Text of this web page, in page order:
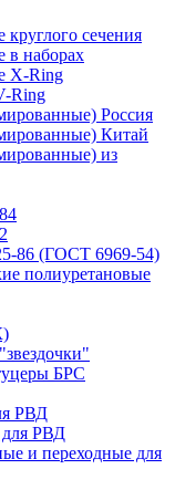
сечения
в наборах
Х-Ring
Ring
Россия
Китай
из
86 (ГОСТ 6969-54)
полиуретановые
БРС
РВД
для РВД
и переходные для